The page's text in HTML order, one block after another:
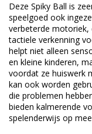
Deze Spiky Ball is
speelgoed ook
verbeterde motoriek,
tactiele verkenning
helpt niet alleen
en kleine kinderen,
voordat ze huiswerk
kan ook worden
die problemen
bieden kalmerende
spelenderwijs op